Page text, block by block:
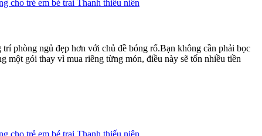
phòng ngủ đẹp hơn với chủ đề bóng rổ.Bạn không cần phải bọc
một gói thay vì mua riêng từng món, điều này sẽ tốn nhiều tiền